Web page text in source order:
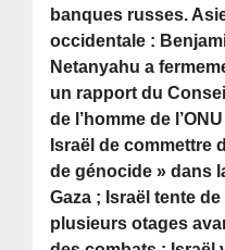
banques russes.
occidentale :
Netanyahu a
un rapport du
de l’homme de
Israël de commettre
de génocide » dans
Gaza ; Israël tente
plusieurs otages